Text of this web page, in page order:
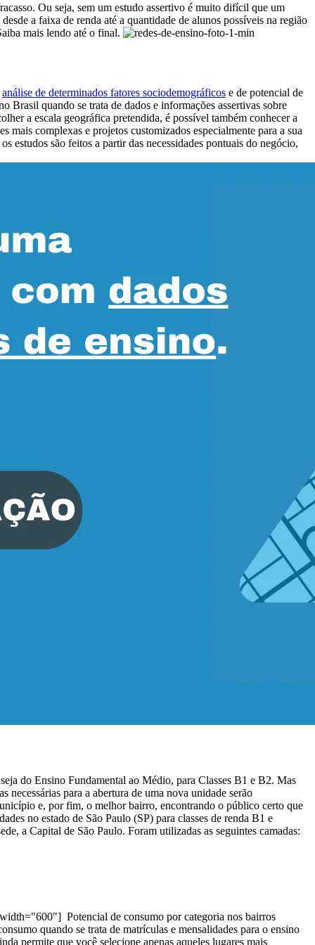
Ou seja, sem um estudo assertivo é muito difícil que um
a faixa de renda até a quantidade de alunos possíveis na região
mais lendo até o final.
análise de determinados fatores sociodemográficos e de potencial de
Brasil quando se trata de dados e informações assertivas sobre
a escala geográfica pretendida, é possível também conhecer a
mais complexas e projetos customizados especialmente para a sua
estudos são feitos a partir das necessidades pontuais do negócio,
do Ensino Fundamental ao Médio, para Classes B1 e B2. Mas
necessárias para a abertura de uma nova unidade serão
e, por fim, o melhor bairro, encontrando o público certo que
no estado de São Paulo (SP) para classes de renda B1 e
a Capital de São Paulo. Foram utilizadas as seguintes camadas:
Potencial de consumo por categoria nos bairros
quando se trata de matrículas e mensalidades para o ensino
permite que você selecione apenas aqueles lugares mais